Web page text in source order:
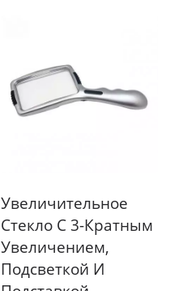
Увеличительное
Стекло С 3-Кратным
Увеличением,
Подсветкой И